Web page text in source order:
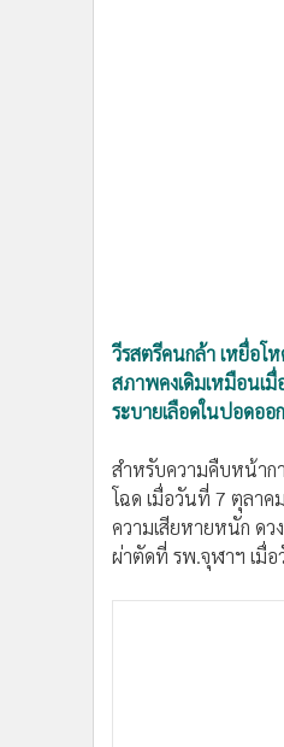
วีรสตรีคนกล้า เหยื่อโ
สภาพคงเดิมเหมือนเ
ระบายเลือดในปอดออ
สำหรับความคืบหน้าก
โฉด เมื่อวันที่ 7 ตุลาค
ความเสียหายหนัก ดว
ผ่าตัดที่ รพ.จุฬาฯ เมื่อ